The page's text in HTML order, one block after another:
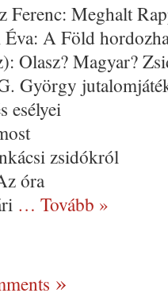
Ferenc: Meghalt
Éva: A Föld
Olasz? Magyar?
György
esélyei
zsidókról
óra
… Tovább »